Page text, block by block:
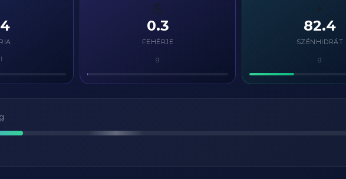
💪
0.3
FEHÉRJE
g
⚡
82.4
SZÉNHIDRÁT
g